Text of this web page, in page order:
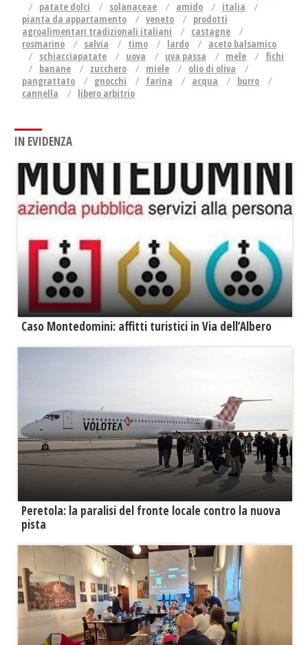
patate dolci
solanaceae amido
italia
pianta da appartamento
veneto
prodotti
agroalimentari tradizionali italiani
castagne
rosmarino
salvia timo lardo
aceto balsamico
schiacciapatate
uova uva passa mele
fichi
banane
zucchero miele
olio di oliva
pangrattato
gnocchi farina acqua
burro
cannella
libero arbitrio
IN EVIDENZA
Caso Montedomini: affitti turistici in Via dell’Albero
Peretola: la paralisi del fronte locale contro la nuova
pista